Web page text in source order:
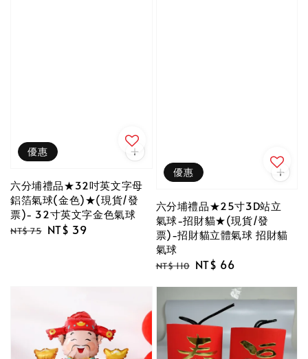
優惠
六分埔禮品★32吋英文字母
鋁箔氣球(金色)★(現貨/發
票)- 32寸英文字金色氣球
Regular
NT$ 75 Sale
NT$ 39
優惠
六分埔禮品★25寸3D站立
氣球-招財貓★(現貨/發
票)-招財貓立體氣球 招財貓
氣球
Regular
NT$ 110 Sale
NT$ 66